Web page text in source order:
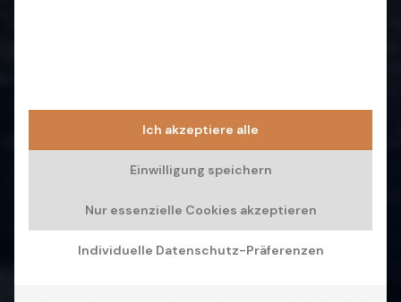
Ich akzeptiere alle
Einwilligung speichern
Nur essenzielle Cookies akzeptieren
Individuelle Datenschutz-Präferenzen